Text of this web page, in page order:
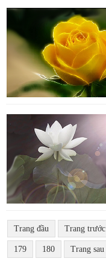
Trang đầu Trang trước
179 180 Trang sau